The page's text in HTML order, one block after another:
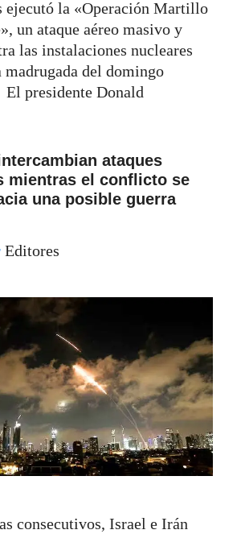
ejecutó la «Operación Martillo
un ataque aéreo masivo y
las instalaciones nucleares
del domingo
presidente Donald
ataques
mientras el conflicto se
una posible guerra
Editores
consecutivos, Israel e Irán